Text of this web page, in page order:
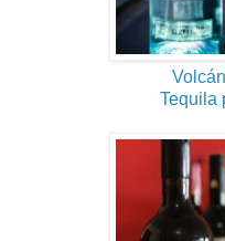
Tequila